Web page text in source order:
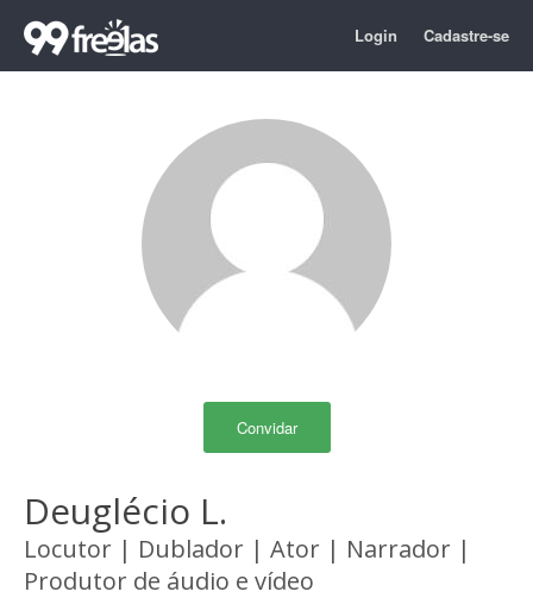
Login Cadastre-se
Convidar
Deuglécio L.
Locutor | Dublador | Ator | Narrador |
Produtor de áudio e vídeo